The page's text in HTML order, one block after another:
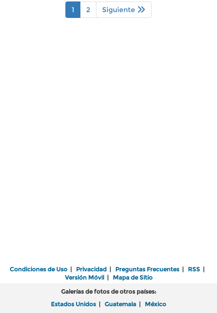
1 2 Siguiente
Condiciones de Uso | Privacidad | Preguntas Frecuentes | RSS |
Versión Móvil| Mapa de Sitio
Galerías de fotos de otros países:
Estados Unidos | Guatemala | México